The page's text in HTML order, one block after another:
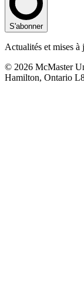
S'abonner
Actualités et mises
© 2026 McMaster
Hamilton, Ontario